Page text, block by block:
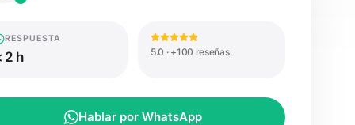
RESPUESTA
2 h 5.0 · +100 reseñas
Hablar por WhatsApp